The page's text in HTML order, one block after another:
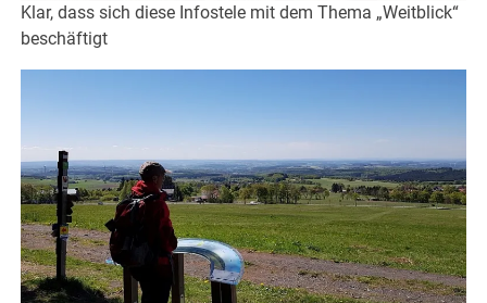
Klar, dass sich diese Infostele mit dem Thema „Weitblick“
beschäftigt